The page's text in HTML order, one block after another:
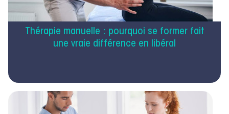
Thérapie manuelle : pourquoi se former fait
une vraie différence en libéral